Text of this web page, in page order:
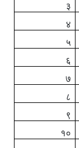
३
४
५
६
७
८
९
१०